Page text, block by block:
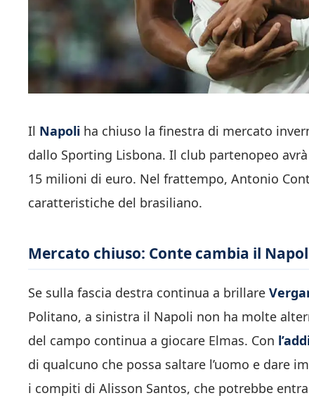
Il Napoli ha chiuso la finestra di mercato
dallo Sporting Lisbona. Il club partenopeo
15 milioni di euro. Nel frattempo, Antonio
caratteristiche del brasiliano.
Mercato chiuso: Conte cambia il
Se sulla fascia destra continua a brillare
Politano, a sinistra il Napoli non ha molte
del campo continua a giocare Elmas. Con
di qualcuno che possa saltare l’uomo e dare
i compiti di Alisson Santos, che potrebbe